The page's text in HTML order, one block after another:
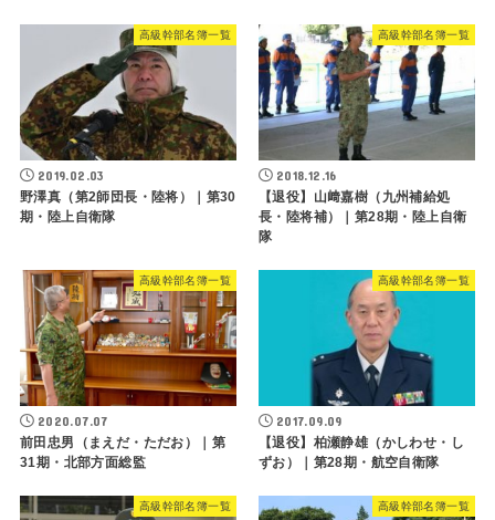
高級幹部名簿一覧
2019.02.03
野澤真（第2師団長・陸将）｜第30
期・陸上自衛隊
高級幹部名簿一覧
2018.12.16
【退役】山﨑嘉樹（九州補給処
長・陸将補）｜第28期・陸上自衛
隊
高級幹部名簿一覧
2020.07.07
前田忠男（まえだ・ただお）｜第
31期・北部方面総監
高級幹部名簿一覧
2017.09.09
【退役】柏瀬静雄（かしわせ・し
ずお）｜第28期・航空自衛隊
高級幹部名簿一覧 高級幹部名簿一覧